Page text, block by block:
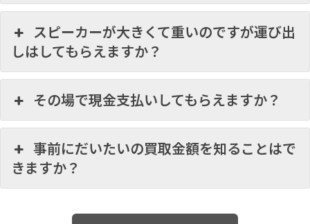
スピーカーが大きくて重いのですが運び出
しはしてもらえますか？
その場で現金支払いしてもらえますか？
事前にだいたいの買取金額を知ることはで
きますか？